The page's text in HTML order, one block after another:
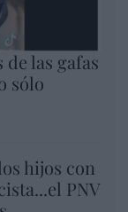
las gafas
sólo
hijos con
PNV